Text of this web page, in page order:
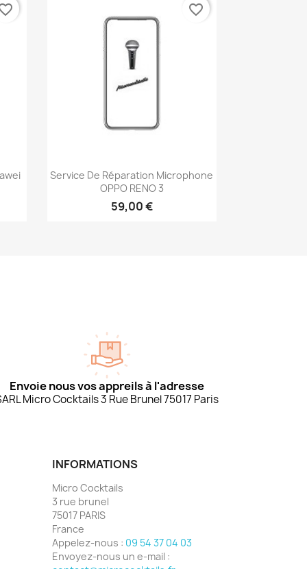
 Aperçu rapide
Service De Réparation Microphone
OPPO RENO 3
59,00 €
favorite_border
Envoie nous vos appreils à l'adresse
Micro Cocktails 3 Rue Brunel 75017 Paris
INFORMATIONS
Micro Cocktails
3 rue brunel
75017 PARIS
France
Appelez-nous : 09 54 37 04 03
Envoyez-nous un e-mail :